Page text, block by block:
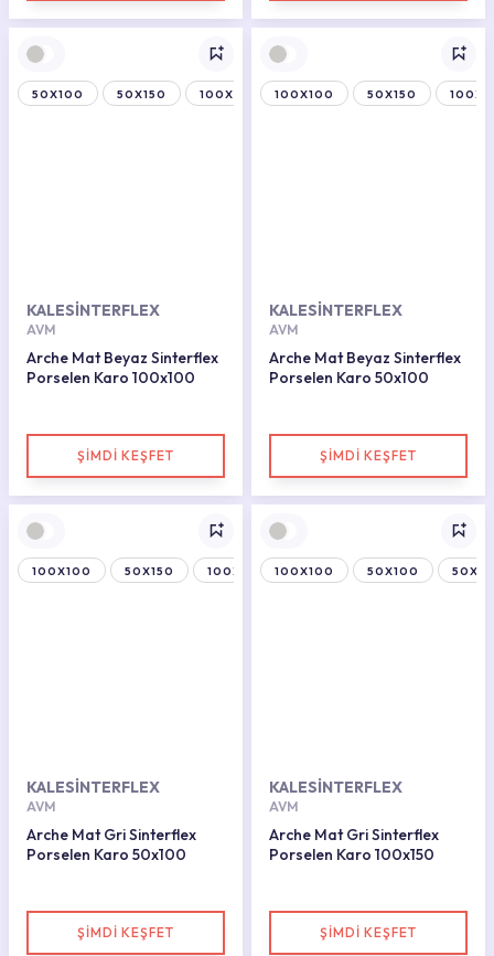
50X100 50X150 100X150
KALESİNTERFLEX
AVM
Arche Mat Beyaz Sinterflex
Porselen Karo 100x100
ŞİMDİ KEŞFET
100X100 50X150
KALESİNTERFLEX
AVM
Arche Mat Beyaz Sinterflex
Porselen Karo 50x100
ŞİMDİ KEŞFET
100X100 50X150 100X150
KALESİNTERFLEX
AVM
Arche Mat Gri Sinterflex
Porselen Karo 50x100
ŞİMDİ KEŞFET
100X100 50X100
KALESİNTERFLEX
AVM
Arche Mat Gri Sinterflex
Porselen Karo 100x150
ŞİMDİ KEŞFET